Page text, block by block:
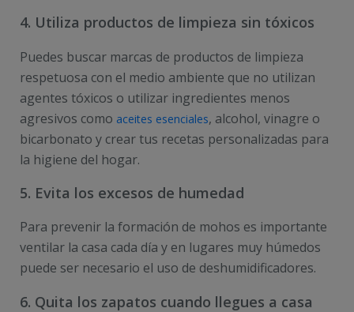
4. Utiliza productos de limpieza sin tóxicos
Puedes buscar marcas de productos de limpieza
respetuosa con el medio ambiente que no utilizan
agentes tóxicos o utilizar ingredientes menos
agresivos como aceites esenciales, alcohol, vinagre o
bicarbonato y crear tus recetas personalizadas para
la higiene del hogar.
5. Evita los excesos de humedad
Para prevenir la formación de mohos es importante
ventilar la casa cada día y en lugares muy húmedos
puede ser necesario el uso de deshumidificadores.
6. Quita los zapatos cuando llegues a casa